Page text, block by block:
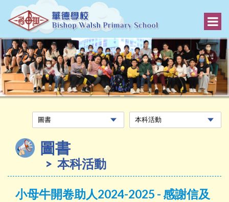
圖書
本科活動
小母牛開卷助人2024-2025 - 感謝信及